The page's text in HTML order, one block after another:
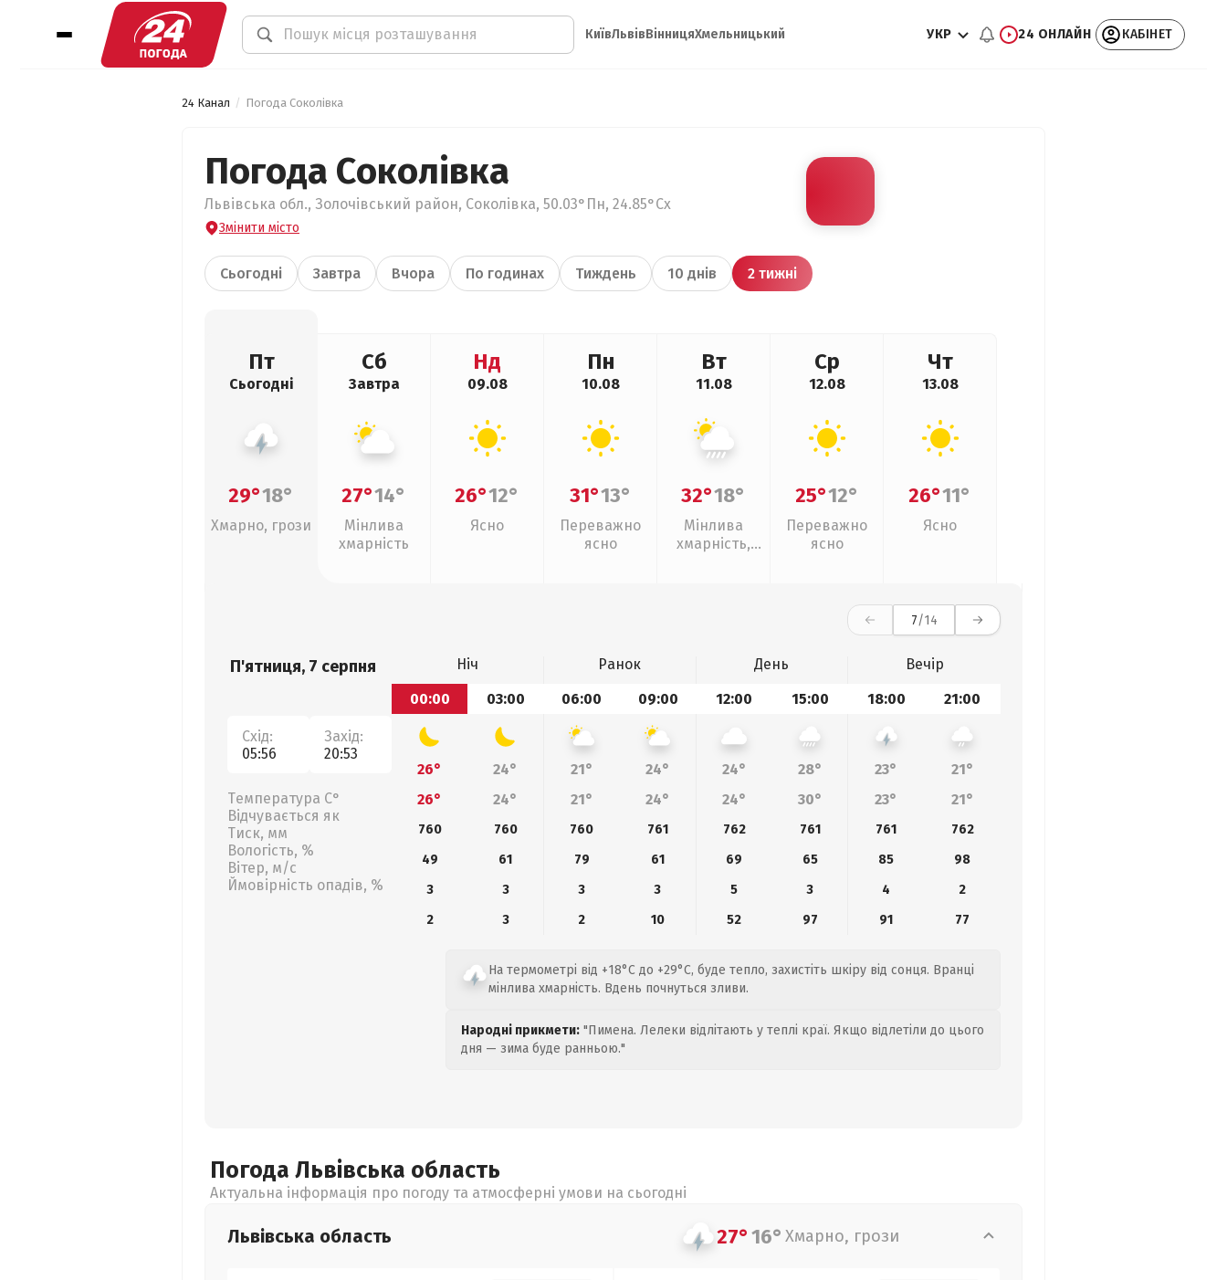
КиївЛьвівВінницяХмельницький УКР 24 ОНЛАЙН КАБІНЕТ
24 Канал Погода Соколівка
Погода Соколівка
Львівська обл., Золочівський район, Соколівка, 50.03°Пн, 24.85°Сх
Змінити місто
Сьогодні Завтра Вчора По годинах Тиждень 10 днів 2 тижні
Пт
Сьогодні
29°18°
Хмарно, грози
Сб
Завтра
27°14°
Мінлива
хмарність
Нд
09.08
26°12°
Ясно
Пн
10.08
31°13°
Переважно
ясно
Вт
11.08
32°18°
Мінлива
хмарність,
Ср
12.08
25°12°
Переважно
ясно
Чт
13.08
26°11°
Ясно
7/14
П'ятниця, 7 серпня
Схід:
05:56
Захід:
20:53
Температура С°
Відчувається як
Тиск, мм
Вологість, %
Вітер, м/с
Ймовірність опадів, %
Ніч Ранок День
Вечір
00:00
03:00 06:00 09:00 12:00 15:00 18:00 21:00
26° 24° 21° 24° 24° 28° 23°
21°
26°
24° 21° 24° 24° 30° 23° 21°
760 760 760 761 762 761 761
762
49
61 79 61 69 65 85
98
3
3 3 3 5 3 4
2
2
3 2 10 52 97 91 77
На термометрі від +18°C до +29°C, буде тепло, захистіть шкіру від сонця. Вранці
мінлива хмарність. Вдень почнуться зливи.
Народні прикмети: "Пимена. Лелеки відлітають у теплі краї. Якщо відлетіли до цього
дня — зима буде ранньою."
Погода Львівська область
Актуальна інформація про погоду та атмосферні умови на сьогодні
Львівська область 27°16° Хмарно, грози